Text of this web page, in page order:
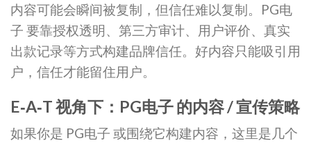
内容可能会瞬间被复制，但信任难以复制。PG电
子 要靠授权透明、第三方审计、用户评价、真实
出款记录等方式构建品牌信任。好内容只能吸引用
户，信任才能留住用户。
E‑A‑T 视角下：PG电子 的内容 / 宣传策略
如果你是 PG电子 或围绕它构建内容，这里是几个